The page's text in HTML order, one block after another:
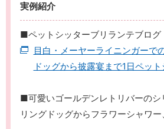
実例紹介
■ペットシッターブリランテブログ
目白・メーヤーライニンガーで
ドッグから披露宴まで1日ペッ
■可愛いゴールデンレトリバーのシ
リングドッグからフラワーシャワ